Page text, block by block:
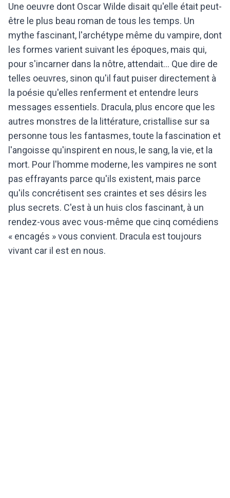
Une oeuvre dont Oscar Wilde disait qu'elle était peut-
être le plus beau roman de tous les temps. Un
mythe fascinant, l'archétype même du vampire, dont
les formes varient suivant les époques, mais qui,
pour s'incarner dans la nôtre, attendait... Que dire de
telles oeuvres, sinon qu'il faut puiser directement à
la poésie qu'elles renferment et entendre leurs
messages essentiels. Dracula, plus encore que les
autres monstres de la littérature, cristallise sur sa
personne tous les fantasmes, toute la fascination et
l'angoisse qu'inspirent en nous, le sang, la vie, et la
mort. Pour l'homme moderne, les vampires ne sont
pas effrayants parce qu'ils existent, mais parce
qu'ils concrétisent ses craintes et ses désirs les
plus secrets. C'est à un huis clos fascinant, à un
rendez-vous avec vous-même que cinq comédiens
« encagés » vous convient. Dracula est toujours
vivant car il est en nous.